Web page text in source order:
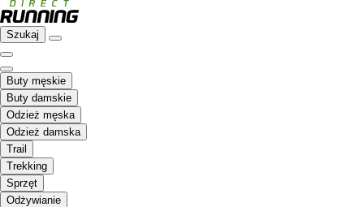
Szukaj
Buty męskie
Buty damskie
Odzież męska
Odzież damska
Trail
Trekking
Sprzęt
Odżywianie